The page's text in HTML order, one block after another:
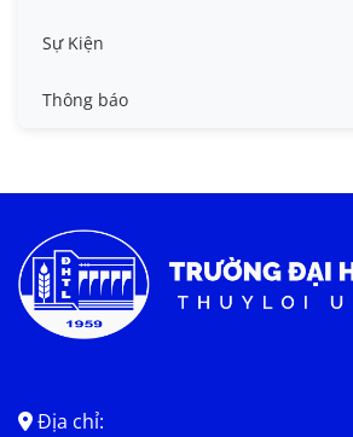
Tin công tác sinh viên
Tin đào tạo
Tin tức chung
Sự Kiện
Thông báo
Địa chỉ: